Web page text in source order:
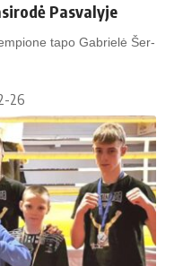
Pasvalyje
ta­po Gab­rie­lė Šer­
26